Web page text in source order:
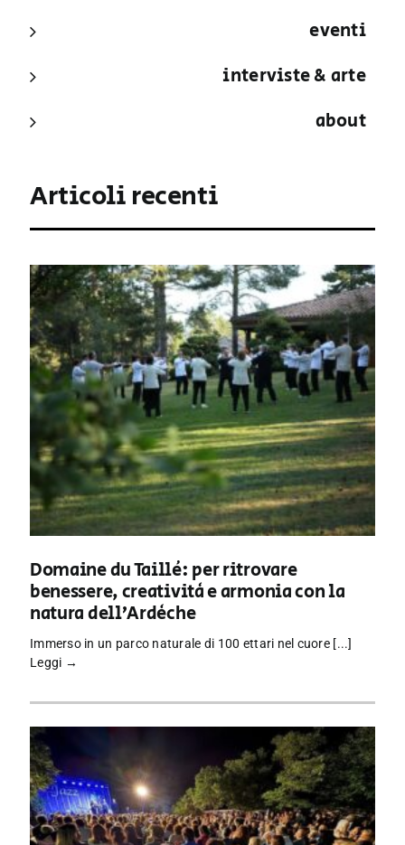
eventi
interviste & arte
about
Articoli recenti
Domaine du Taillé: per ritrovare
benessere, creatività e armonia con la
natura dell’Ardèche
Immerso in un parco naturale di 100 ettari nel cuore [...]
Leggi →